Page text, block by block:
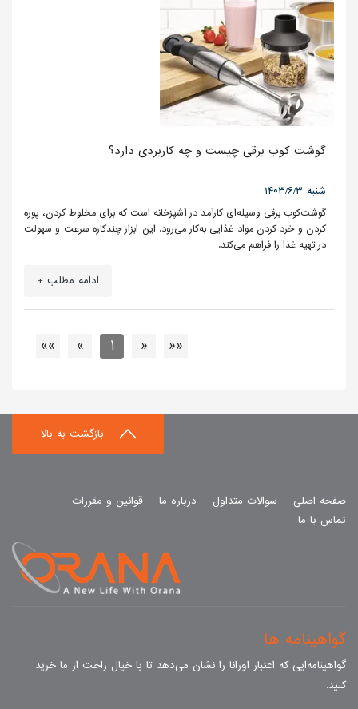
گوشت کوب برقی چیست و چه کاربردی دارد؟
۱۴۰۳/۶/۳ شنبه
گوشت‌کوب برقی وسیله‌ای کارآمد در آشپزخانه است که برای مخلوط کردن، پوره
کردن و خرد کردن مواد غذایی به‌کار می‌رود. این ابزار چندکاره سرعت و سهولت
در تهیه غذا را فراهم می‌کند.
ادامه مطلب +
««
«
1
»
»»
بازگشت به بالا
صفحه اصلی سوالات متداول درباره ما
قوانین و مقررات
تماس با ما
گواهینامه ها
گواهینامه‌ایی که اعتبار اورانا را نشان می‌دهد تا با خیال راحت از ما خرید
کنید.